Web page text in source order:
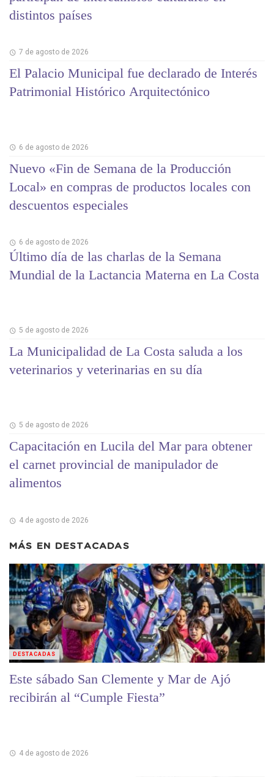
distintos países
7 de agosto de 2026
El Palacio Municipal fue declarado de Interés
Patrimonial Histórico Arquitectónico
6 de agosto de 2026
Nuevo «Fin de Semana de la Producción
Local» en compras de productos locales con
descuentos especiales
6 de agosto de 2026
Último día de las charlas de la Semana
Mundial de la Lactancia Materna en La Costa
5 de agosto de 2026
La Municipalidad de La Costa saluda a los
veterinarios y veterinarias en su día
5 de agosto de 2026
Capacitación en Lucila del Mar para obtener
el carnet provincial de manipulador de
alimentos
4 de agosto de 2026
MÁS EN DESTACADAS
Este sábado San Clemente y Mar de Ajó
recibirán al “Cumple Fiesta”
4 de agosto de 2026
DESTACADAS